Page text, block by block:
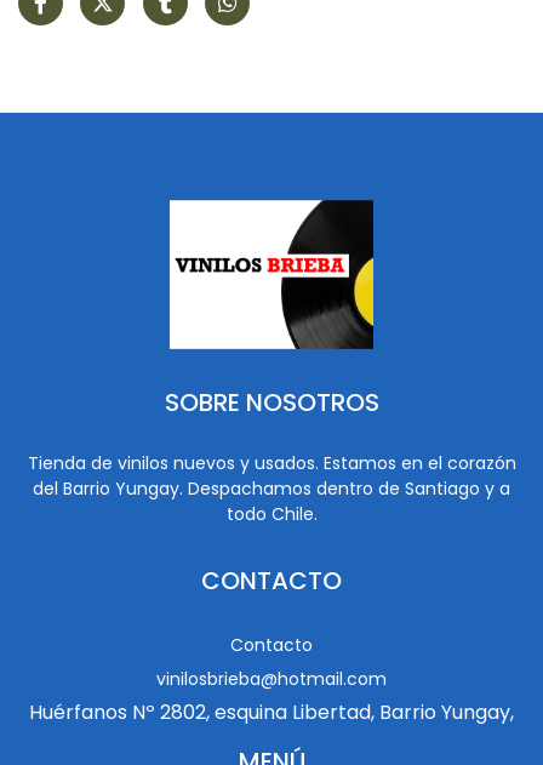
SOBRE NOSOTROS
Tienda de vinilos nuevos y usados. Estamos en el corazón
del Barrio Yungay. Despachamos dentro de Santiago y a
todo Chile.
CONTACTO
Contacto
vinilosbrieba@hotmail.com
Huérfanos Nº 2802, esquina Libertad, Barrio Yungay,